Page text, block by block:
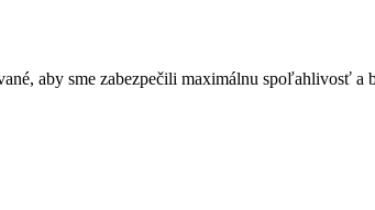
aby sme zabezpečili maximálnu spoľahlivosť